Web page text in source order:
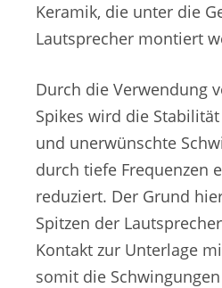
Keramik, die unter die
Lautsprecher montiert
Durch die Verwendung
Spikes wird die
und unerwünschte
durch tiefe Frequenzen
reduziert. Der Grund
Spitzen der
Kontakt zur Unterlage
somit die